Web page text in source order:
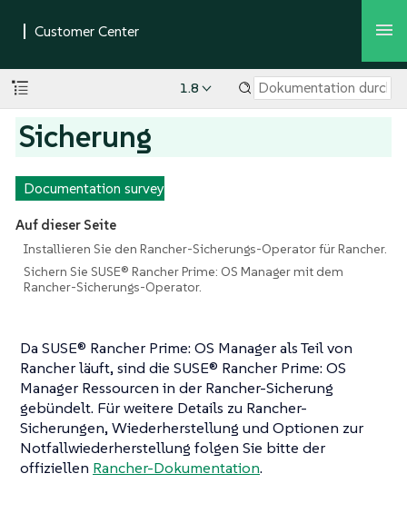
1.8
Sicherung
Documentation survey
Auf dieser Seite
Installieren Sie den Rancher-Sicherungs-Operator für Rancher.
Sichern Sie SUSE® Rancher Prime: OS Manager mit dem
Rancher-Sicherungs-Operator.
Da SUSE® Rancher Prime: OS Manager als Teil von
Rancher läuft, sind die SUSE® Rancher Prime: OS
Manager Ressourcen in der Rancher-Sicherung
gebündelt. Für weitere Details zu Rancher-
Sicherungen, Wiederherstellung und Optionen zur
Notfallwiederherstellung folgen Sie bitte der
offiziellen Rancher-Dokumentation.